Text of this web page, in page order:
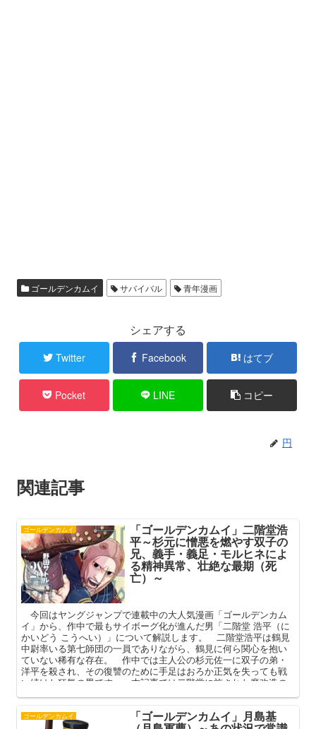
ゴールデンカムイ サバイバル 青年漫画
シェアする
Twitter Facebook はてブ
Pocket LINE コピー
円
関連記事
ゴールデンカムイ 「ゴールデンカムイ」二階堂浩
平～杉元に憎悪を燃やす双子の
兄、義手・義足・モルヒネによ
る精神異常、壮絶な最期（死
亡）～
今回はヤングジャンプで連載中の大人気漫画「ゴールデンカム
イ」から、作中で最もサイボーグ化が進んだ男「二階堂 浩平（に
かいどう こうへい）」について解説します。 二階堂浩平は鶴見
中尉率いる第七師団の一員でありながら、鶴見に何ら関心を抱い
ていない稀有な存在。 作中では主人公の杉元佐一に双子の弟・
洋平を殺され、その復讐のために手足はおろか正気を失っても戦
い続けた狂気の男です。 本記事では二階堂に施された魔改造の
す。
ゴールデンカムイ 「ゴールデンカムイ」月島基